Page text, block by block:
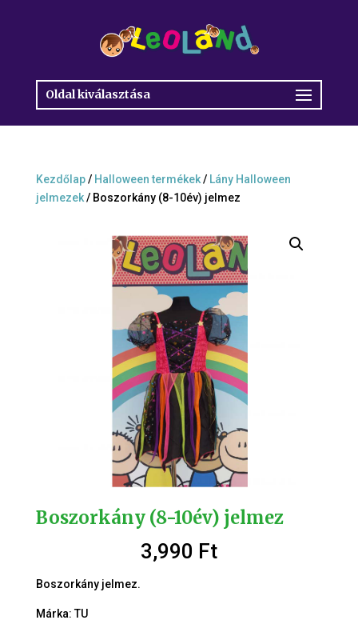
Oldal kiválasztása
Kezdőlap/ Halloween termékek/ Lány Halloween
jelmezek/ Boszorkány (8-10év) jelmez
Boszorkány (8-10év) jelmez
3,990 Ft
Boszorkány jelmez.
Márka: TU